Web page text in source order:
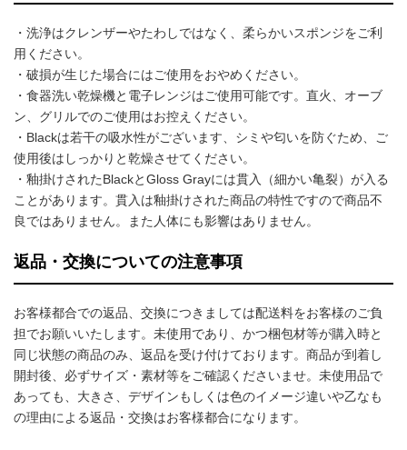
・洗浄はクレンザーやたわしではなく、柔らかいスポンジをご利
用ください。
・破損が生じた場合にはご使用をおやめください。
・食器洗い乾燥機と電子レンジはご使用可能です。直火、オーブ
ン、グリルでのご使用はお控えください。
・Blackは若干の吸水性がございます、シミや匂いを防ぐため、ご
使用後はしっかりと乾燥させてください。
・釉掛けされたBlackとGloss Grayには貫入（細かい亀裂）が入る
ことがあります。貫入は釉掛けされた商品の特性ですので商品不
良ではありません。また人体にも影響はありません。
返品・交換についての注意事項
お客様都合での返品、交換につきましては配送料をお客様のご負
担でお願いいたします。未使用であり、かつ梱包材等が購入時と
同じ状態の商品のみ、返品を受け付けております。商品が到着し
開封後、必ずサイズ・素材等をご確認くださいませ。未使用品で
あっても、大きさ、デザインもしくは色のイメージ違いや乙なも
の理由による返品・交換はお客様都合になります。